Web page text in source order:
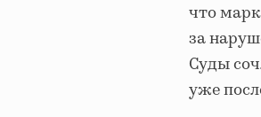
что
за
Суды
уже